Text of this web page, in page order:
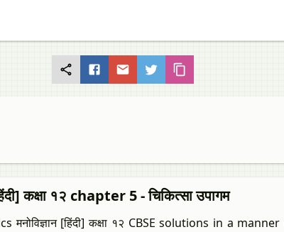
कक्षा १२ chapter 5 - चिकित्सा उपागम
मनोविज्ञान [हिंदी] कक्षा १२ CBSE solutions in a